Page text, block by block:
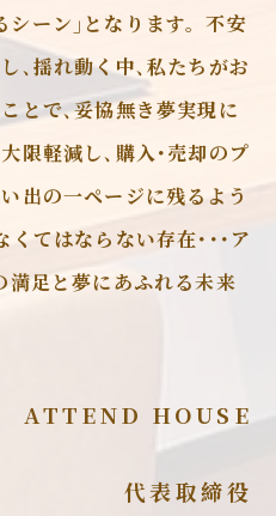
シーン｣となります。不安
､揺れ動く中､私たちがお
とで､妥協無き夢実現に
限軽減し､購入･売却のプ
出の一ページに残るよう
くてはならない存在･･･ア
満足と夢にあふれる未来
ATTEND HOUSE
代表取締役